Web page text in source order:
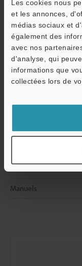
Les cookies nous
et les annonces,
médias sociaux et
également des
avec nos
d'analyse, qui
informations que
collectées lors de
Dimensions
Manuels